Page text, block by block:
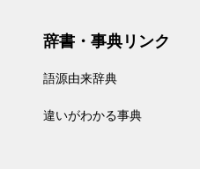
辞書・事典リンク
語源由来辞典
違いがわかる事典